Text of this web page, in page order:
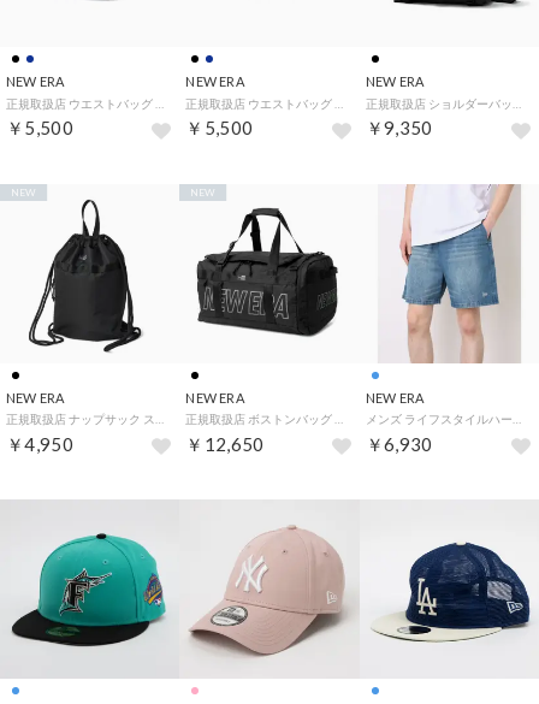
NEW ERA
￥5,500
NEW ERA
￥5,500
NEW ERA
￥9,350
NEW ERA
￥4,950
NEW
NEW ERA
￥12,650
NEW
NEW ERA
￥6,930